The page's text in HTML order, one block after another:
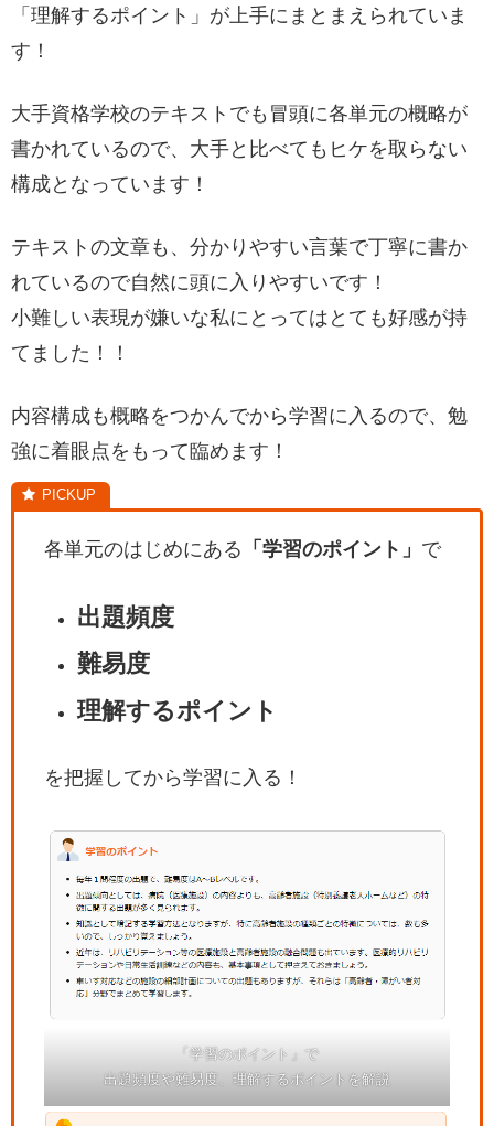
「理解するポイント」が上手にまとまえられていま
す！
大手資格学校のテキストでも冒頭に各単元の概略が
書かれているので、大手と比べてもヒケを取らない
構成となっています！
テキストの文章も、分かりやすい言葉で丁寧に書か
れているので自然に頭に入りやすいです！
小難しい表現が嫌いな私にとってはとても好感が持
てました！！
内容構成も概略をつかんでから学習に入るので、勉
強に着眼点をもって臨めます！
各単元のはじめにある 「学習のポイント」 で
出題頻度
難易度
理解するポイント
を把握してから学習に入る！
「学習のポイント」で
出題頻度や難易度、理解するポイントを解説